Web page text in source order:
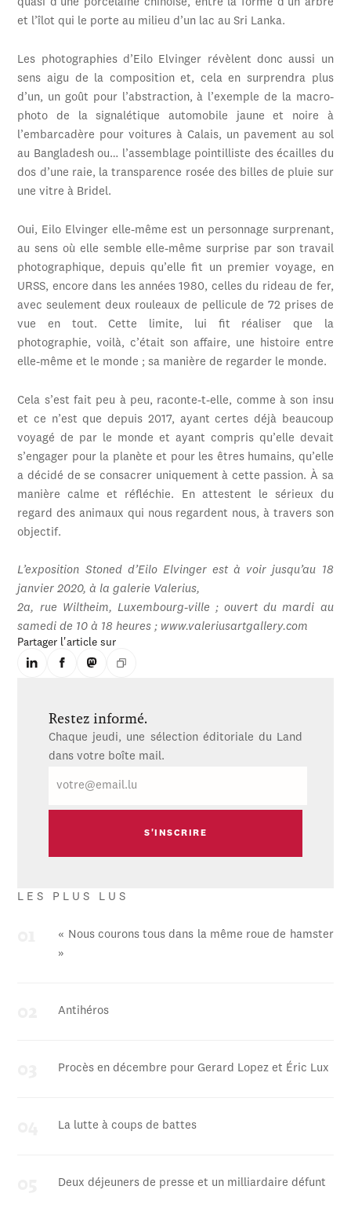
quasi d’une porcelaine chinoise, entre la forme d’un arbre
et l’îlot qui le porte au milieu d’un lac au Sri Lanka.
Les photographies d’Eilo Elvinger révèlent donc aussi un
sens aigu de la composition et, cela en surprendra plus
d’un, un goût pour l’abstraction, à l’exemple de la macro-
photo de la signalétique automobile jaune et noire à
l’embarcadère pour voitures à Calais, un pavement au sol
au Bangladesh ou… l’assemblage pointilliste des écailles du
dos d’une raie, la transparence rosée des billes de pluie sur
une vitre à Bridel.
Oui, Eilo Elvinger elle-même est un personnage surprenant,
au sens où elle semble elle-même surprise par son travail
photographique, depuis qu’elle fit un premier voyage, en
URSS, encore dans les années 1980, celles du rideau de fer,
avec seulement deux rouleaux de pellicule de 72 prises de
vue en tout. Cette limite, lui fit réaliser que la
photographie, voilà, c’était son affaire, une histoire entre
elle-même et le monde ; sa manière de regarder le monde.
Cela s’est fait peu à peu, raconte-t-elle, comme à son insu
et ce n’est que depuis 2017, ayant certes déjà beaucoup
voyagé de par le monde et ayant compris qu’elle devait
s’engager pour la planète et pour les êtres humains, qu’elle
a décidé de se consacrer uniquement à cette passion. À sa
manière calme et réfléchie. En attestent le sérieux du
regard des animaux qui nous regardent nous, à travers son
objectif.
L’exposition Stoned d’Eilo Elvinger est à voir jusqu’au 18
janvier 2020, à la galerie Valerius,
2a, rue Wiltheim, Luxembourg-ville ; ouvert du mardi au
samedi de 10 à 18 heures ; www.valeriusartgallery.com
Partager l'article sur
Restez informé.
Chaque jeudi, une sélection éditoriale du Land
dans votre boîte mail.
mail
LES PLUS LUS
« Nous courons tous dans la même roue de hamster
»
Antihéros
Procès en décembre pour Gerard Lopez et Éric Lux
La lutte à coups de battes
Deux déjeuners de presse et un milliardaire défunt